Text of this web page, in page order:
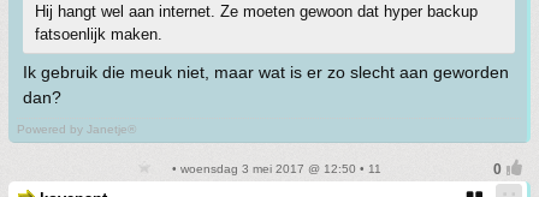
Hij hangt wel aan internet. Ze moeten gewoon dat hyper backup
fatsoenlijk maken.
Ik gebruik die meuk niet, maar wat is er zo slecht aan geworden
dan?
Powered by Janetje®
• woensdag 3 mei 2017 @ 12:50 • 11